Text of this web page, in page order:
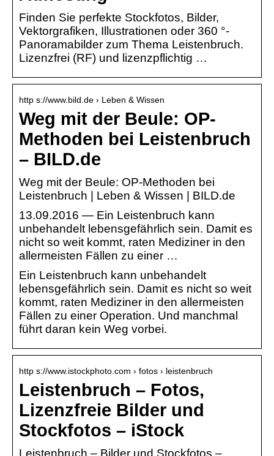
Finden Sie perfekte Stockfotos, Bilder,
Vektorgrafiken, Illustrationen oder 360 °-
Panoramabilder zum Thema Leistenbruch.
Lizenzfrei (RF) und lizenzpflichtig …
http s://www.bild.de › Leben & Wissen
Weg mit der Beule: OP-
Methoden bei Leistenbruch
– BILD.de
Weg mit der Beule: OP-Methoden bei
Leistenbruch | Leben & Wissen | BILD.de
13.09.2016 — Ein Leistenbruch kann
unbehandelt lebensgefährlich sein. Damit es
nicht so weit kommt, raten Mediziner in den
allermeisten Fällen zu einer …
Ein Leistenbruch kann unbehandelt
lebensgefährlich sein. Damit es nicht so weit
kommt, raten Mediziner in den allermeisten
Fällen zu einer Operation. Und manchmal
führt daran kein Weg vorbei.
http s://www.istockphoto.com › fotos › leistenbruch
Leistenbruch – Fotos,
Lizenzfreie Bilder und
Stockfotos – iStock
Leistenbruch – Bilder und Stockfotos –